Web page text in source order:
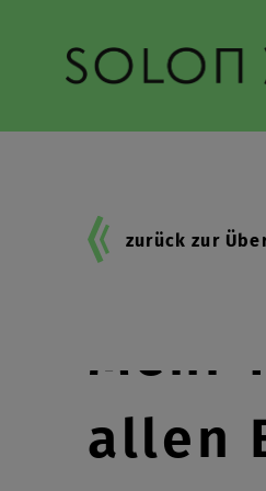
zurück zur
Mehr
allen